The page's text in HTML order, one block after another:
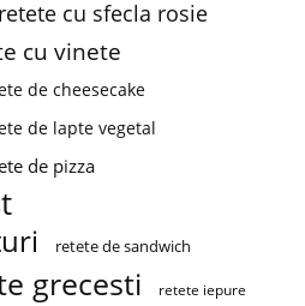
retete cu sfecla rosie
cu vinete
de cheesecake
de lapte vegetal
de pizza
retete de sandwich
grecesti retete iepure